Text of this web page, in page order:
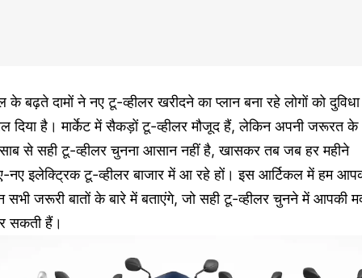
के बढ़ते दामों ने नए टू-व्हीलर खरीदने का प्लान बना रहे लोगों को
दिया है। मार्केट में सैकड़ों टू-व्हीलर मौजूद हैं, लेकिन अपनी जरूरत के
से सही टू-व्हीलर चुनना आसान नहीं है, खासकर तब जब हर महीने
नए इलेक्ट्रिक टू-व्हीलर बाजार में आ रहे हों। इस आर्टिकल में हम
सभी जरूरी बातों के बारे में बताएंगे, जो सही टू-व्हीलर चुनने में आपकी
सकती हैं।